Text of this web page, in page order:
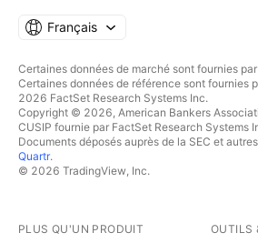
Français
Certaines données de marché sont fournies par
Certaines données de référence sont fournies
2026 FactSet Research Systems Inc.
Copyright © 2026, American Bankers
CUSIP fournie par FactSet Research Systems
Documents déposés auprès de la SEC et
Quartr.
© 2026 TradingView, Inc.
PLUS QU'UN PRODUIT OUTILS